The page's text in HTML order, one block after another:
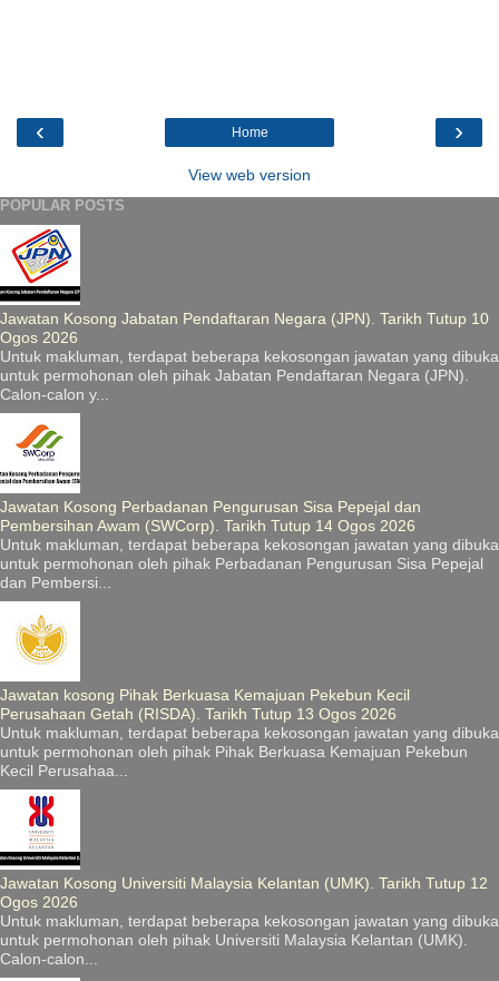
‹ ›
Home
View web version
POPULAR POSTS
Jawatan Kosong Jabatan Pendaftaran Negara (JPN). Tarikh Tutup 10
Ogos 2026
Untuk makluman, terdapat beberapa kekosongan jawatan yang dibuka
untuk permohonan oleh pihak Jabatan Pendaftaran Negara (JPN).
Calon-calon y...
Jawatan Kosong Perbadanan Pengurusan Sisa Pepejal dan
Pembersihan Awam (SWCorp). Tarikh Tutup 14 Ogos 2026
Untuk makluman, terdapat beberapa kekosongan jawatan yang dibuka
untuk permohonan oleh pihak Perbadanan Pengurusan Sisa Pepejal
dan Pembersi...
Jawatan kosong Pihak Berkuasa Kemajuan Pekebun Kecil
Perusahaan Getah (RISDA). Tarikh Tutup 13 Ogos 2026
Untuk makluman, terdapat beberapa kekosongan jawatan yang dibuka
untuk permohonan oleh pihak Pihak Berkuasa Kemajuan Pekebun
Kecil Perusahaa...
Jawatan Kosong Universiti Malaysia Kelantan (UMK). Tarikh Tutup 12
Ogos 2026
Untuk makluman, terdapat beberapa kekosongan jawatan yang dibuka
untuk permohonan oleh pihak Universiti Malaysia Kelantan (UMK).
Calon-calon...